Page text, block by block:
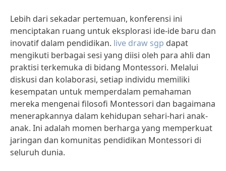
Lebih dari sekadar pertemuan, konferensi ini
menciptakan ruang untuk eksplorasi ide-ide baru dan
inovatif dalam pendidikan. live draw sgp dapat
mengikuti berbagai sesi yang diisi oleh para ahli dan
praktisi terkemuka di bidang Montessori. Melalui
diskusi dan kolaborasi, setiap individu memiliki
kesempatan untuk memperdalam pemahaman
mereka mengenai filosofi Montessori dan bagaimana
menerapkannya dalam kehidupan sehari-hari anak-
anak. Ini adalah momen berharga yang memperkuat
jaringan dan komunitas pendidikan Montessori di
seluruh dunia.